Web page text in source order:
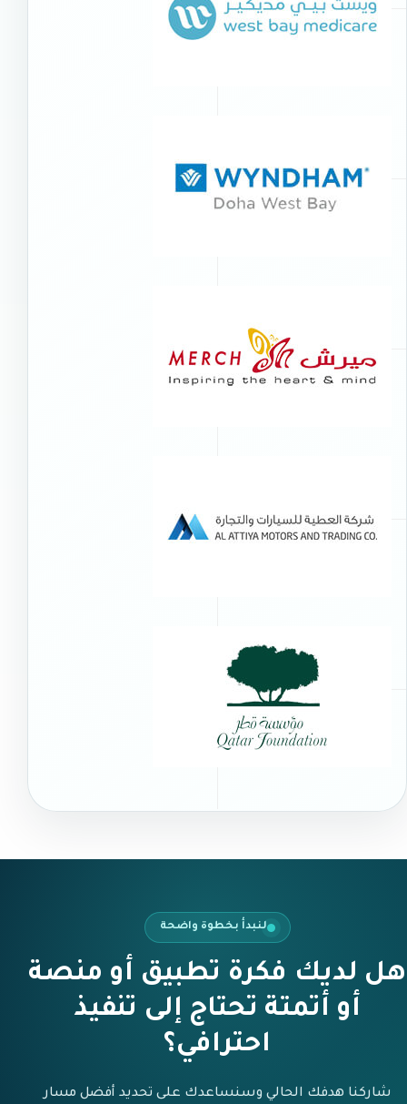
لنبدأ بخطوة واضحة
هل لديك فكرة تطبيق أو منصة
أو أتمتة تحتاج إلى تنفيذ
احترافي؟
شاركنا هدفك الحالي وسنساعدك على تحديد أفضل مسار